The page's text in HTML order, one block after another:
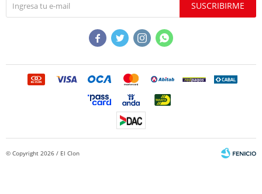
SUSCRIBIRME
   
© Copyright 2026 / El Clon